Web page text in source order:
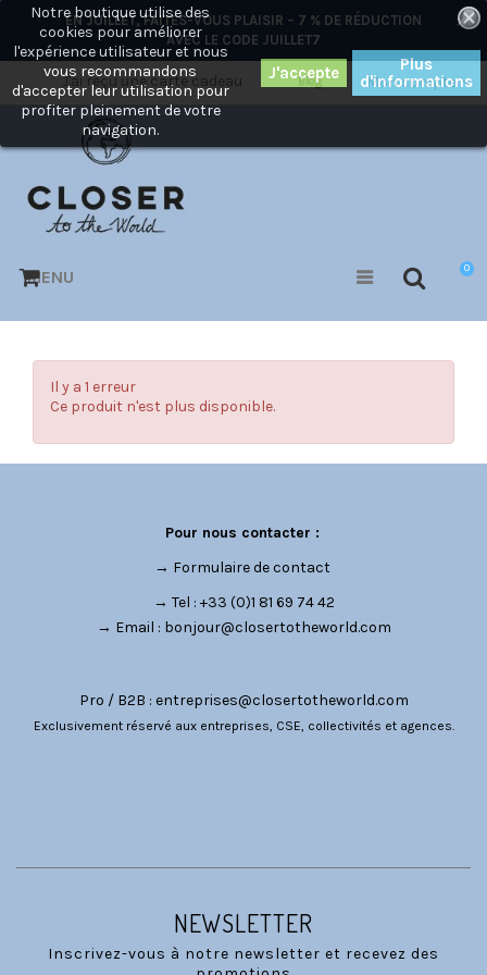
EN JUILLET, FAITES-VOUS PLAISIR – 7 % DE RÉDUCTION
AVEC LE CODE JUILLET7
×
Mon compte
Blog
J'ai reçu une carte cadeau
0
MENU
Notre boutique utilise des
cookies pour améliorer
l'expérience utilisateur et nous
vous recommandons
d'accepter leur utilisation pour
profiter pleinement de votre
navigation.
Plus
d'informations
Il y a 1 erreur
Ce produit n'est plus disponible.
Pour nous contacter :
→ Formulaire de contact
→ Tel : +33 (0)1 81 69 74 42
→ Email : bonjour@closertotheworld.com
Pro / B2B : entreprises@closertotheworld.com
Exclusivement réservé aux entreprises, CSE, collectivités et agences.
NEWSLETTER
Inscrivez-vous à notre newsletter et recevez des